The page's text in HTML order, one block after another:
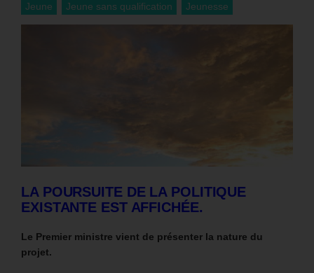
Jeune
Jeune sans qualification Jeunesse
LA POURSUITE DE LA POLITIQUE
EXISTANTE EST AFFICHÉE.
Le Premier ministre vient de présenter la nature du
projet.